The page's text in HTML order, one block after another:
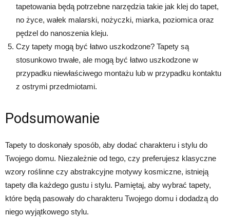
tapetowania będą potrzebne narzędzia takie jak klej do tapet,
no życe, wałek malarski, nożyczki, miarka, poziomica oraz
pędzel do nanoszenia kleju.
Czy tapety mogą być łatwo uszkodzone? Tapety są
stosunkowo trwałe, ale mogą być łatwo uszkodzone w
przypadku niewłaściwego montażu lub w przypadku kontaktu
z ostrymi przedmiotami.
Podsumowanie
Tapety to doskonały sposób, aby dodać charakteru i stylu do
Twojego domu. Niezależnie od tego, czy preferujesz klasyczne
wzory roślinne czy abstrakcyjne motywy kosmiczne, istnieją
tapety dla każdego gustu i stylu. Pamiętaj, aby wybrać tapety,
które będą pasowały do charakteru Twojego domu i dodadzą do
niego wyjątkowego stylu.